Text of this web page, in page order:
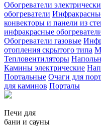
Обогреватели
обогреватели
конвекторы и панели из
инфракрасные
Обогреватели газовые
отопления скрытого типа
Тепловентиляторы
Камины электрические
Портальные Очаги для
для каминов Порталы
Печи для
бани и сауны